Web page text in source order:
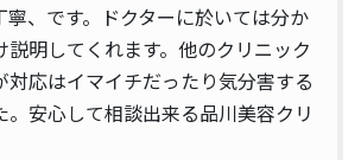
寧、です。ドクターに於いては分か
説明してくれます。他のクリニック
対応はイマイチだったり気分害する
。安心して相談出来る品川美容クリ